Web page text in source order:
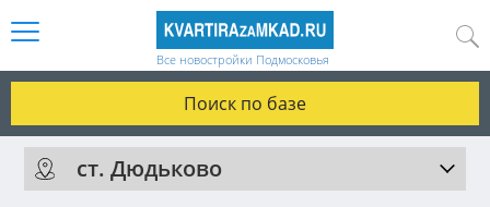
Все новостройки Подмосковья
Поиск по базе
ст. Дюдьково